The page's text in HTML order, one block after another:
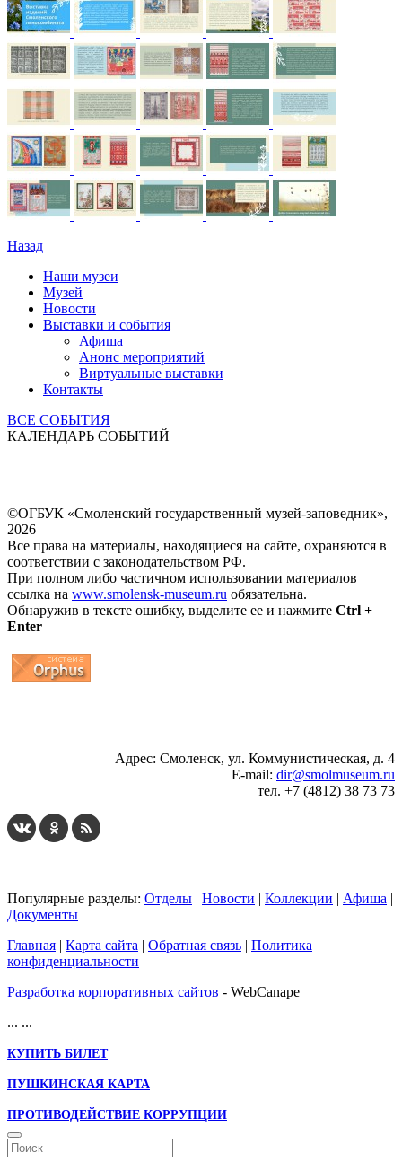
Назад
Наши музеи
Музей
Новости
Выставки и события
Афиша
Анонс мероприятий
Виртуальные выставки
Контакты
ВСЕ СОБЫТИЯ
КАЛЕНДАРЬ СОБЫТИЙ
©ОГБУК «Смоленский государственный музей-заповедник»,
2026
Все права на материалы, находящиеся на сайте, охраняются в
соответствии с законодательством РФ.
При полном либо частичном использовании материалов
ссылка на www.smolensk-museum.ru обязательна.
Обнаружив в тексте ошибку, выделите ее и нажмите Ctrl +
Enter
Адрес: Смоленск, ул. Коммунистическая, д. 4
E-mail: dir@smolmuseum.ru
тел. +7 (4812) 38 73 73
Популярные разделы: Отделы | Новости | Коллекции | Афиша |
Документы
Главная | Карта сайта | Обратная связь | Политика
конфиденциальности
Разработка корпоративных сайтов - WebCanape
... ...
КУПИТЬ БИЛЕТ
ПУШКИНСКАЯ КАРТА
ПРОТИВОДЕЙСТВИЕ КОРРУПЦИИ